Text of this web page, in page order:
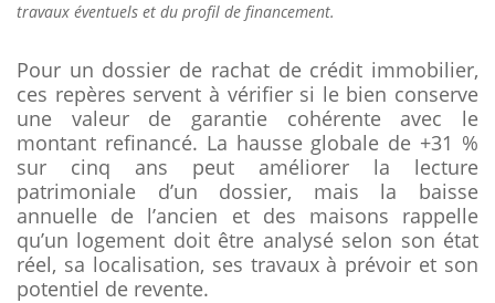
travaux éventuels et du profil de financement.
Pour un dossier de rachat de crédit immobilier,
ces repères servent à vérifier si le bien conserve
une valeur de garantie cohérente avec le
montant refinancé. La hausse globale de +31 %
sur cinq ans peut améliorer la lecture
patrimoniale d’un dossier, mais la baisse
annuelle de l’ancien et des maisons rappelle
qu’un logement doit être analysé selon son état
réel, sa localisation, ses travaux à prévoir et son
potentiel de revente.